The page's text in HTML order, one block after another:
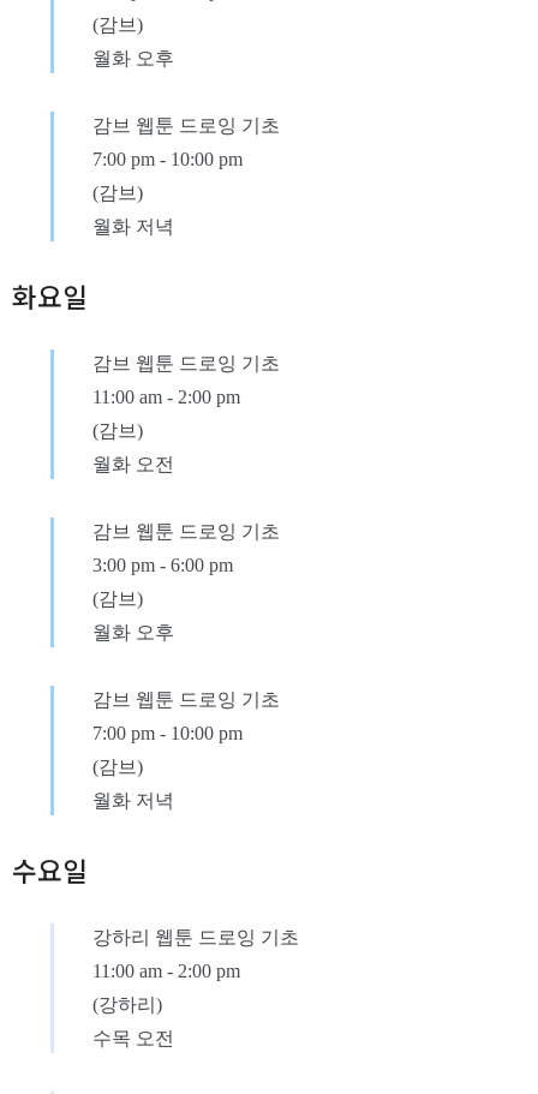
(감브)
월화 오후
감브 웹툰 드로잉 기초
7:00 pm - 10:00 pm
(감브)
월화 저녁
화요일
감브 웹툰 드로잉 기초
11:00 am - 2:00 pm
(감브)
월화 오전
감브 웹툰 드로잉 기초
3:00 pm - 6:00 pm
(감브)
월화 오후
감브 웹툰 드로잉 기초
7:00 pm - 10:00 pm
(감브)
월화 저녁
수요일
강하리 웹툰 드로잉 기초
11:00 am - 2:00 pm
(강하리)
수목 오전